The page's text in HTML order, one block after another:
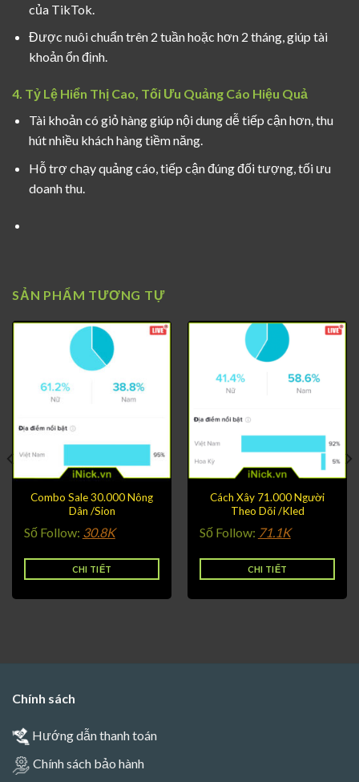
của TikTok.
Được nuôi chuẩn trên 2 tuần hoặc hơn 2 tháng, giúp tài
khoản ổn định.
4. Tỷ Lệ Hiển Thị Cao, Tối Ưu Quảng Cáo Hiệu Quả
Tài khoản có giỏ hàng giúp nội dung dễ tiếp cận hơn, thu
hút nhiều khách hàng tiềm năng.
Hỗ trợ chạy quảng cáo, tiếp cận đúng đối tượng, tối ưu
doanh thu.
SẢN PHẨM TƯƠNG TỰ
Combo Sale 30.000 Nông
Dân /Sion
Số Follow: 30.8K
CHI TIẾT
Cách Xây 71.000 Người
Theo Dõi /Kled
Số Follow: 71.1K
CHI TIẾT
Chính sách
Hướng dẫn thanh toán
Chính sách bảo hành